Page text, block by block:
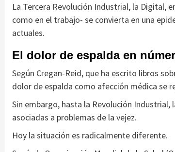
La Tercera Revolución Industrial, la Digital,
como en el trabajo- se convierta en una
actuales.
El dolor de espalda en
Según Cregan-Reid, que ha escrito libros
dolor de espalda como afección médica se
Sin embargo, hasta la Revolución
asociadas a problemas de la vejez.
Hoy la situación es radicalmente diferente.